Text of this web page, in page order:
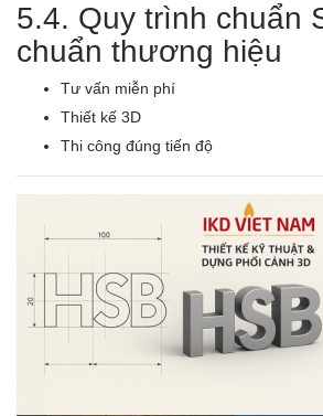
5.4. Quy trình chuẩn
chuẩn thương hiệu
Tư vấn miễn phí
Thiết kế 3D
Thi công đúng tiến độ